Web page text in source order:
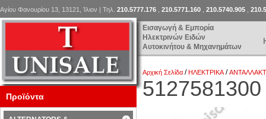
Εισαγωγή & Εμπορία
Ηλεκτρινών Ειδών
Αυτοκινήτου & Μηχανημάτων
Αγίου Φανουρίου 13, 13121, Ίλιον | Τηλ. 210.5777.176 210.5771.160 210.5740.905
Αρχική Σελίδα /ΗΛΕΚΤΡΙΚΑ/
Προϊόντα